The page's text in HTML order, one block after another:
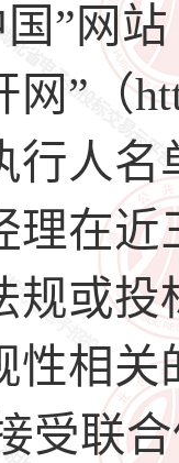
”网站
”（
行人
理在
规或投
性相关
受联